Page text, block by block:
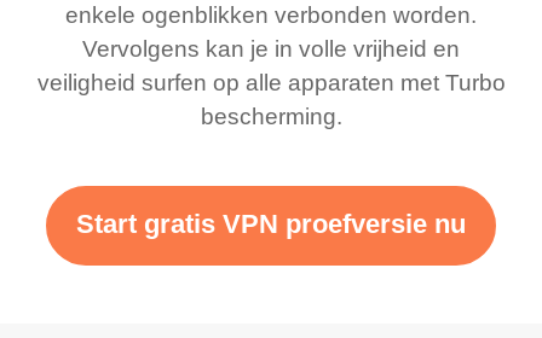
enkele ogenblikken verbonden worden.
Vervolgens kan je in volle vrijheid en
veiligheid surfen op alle apparaten met Turbo
bescherming.
Start gratis VPN proefversie nu